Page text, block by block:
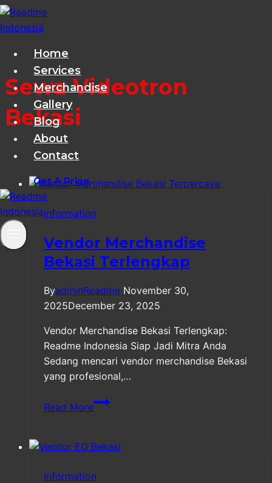
Skip
to
Home
Services
Merchandise
Gallery
Blog
About
Contact
Get A Price
Sewa Videotron
Bekasi
Information
Vendor Merchandise
Bekasi Terlengkap
ByadminReadme November 30,
2025December 23, 2025
Vendor Merchandise Bekasi Terlengkap:
Readme Indonesia Siap Jadi Mitra Anda
Sedang mencari vendor merchandise Bekasi
yang profesional,…
Read More
Vendor
Merchandise
Terlengkap
Information